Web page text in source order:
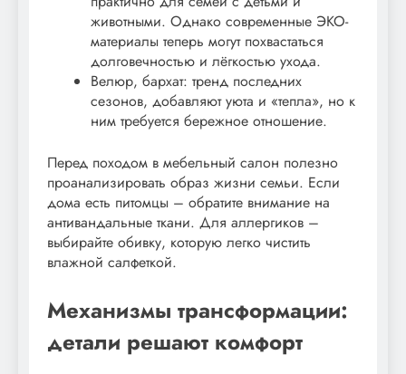
животными. Однако современные ЭКО-
материалы теперь могут похвастаться
долговечностью и лёгкостью ухода.
Велюр, бархат: тренд последних
сезонов, добавляют уюта и «тепла», но к
ним требуется бережное отношение.
Перед походом в мебельный салон полезно
проанализировать образ жизни семьи. Если
дома есть питомцы – обратите внимание на
антивандальные ткани. Для аллергиков –
выбирайте обивку, которую легко чистить
влажной салфеткой.
Механизмы трансформации:
детали решают комфорт